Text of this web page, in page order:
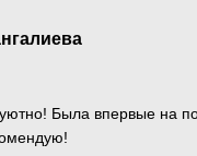
Была впервые на